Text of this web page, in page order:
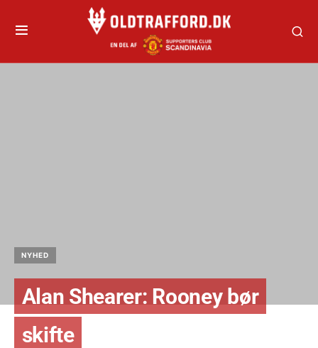
NYHED
Alan Shearer: Rooney bør
skifte